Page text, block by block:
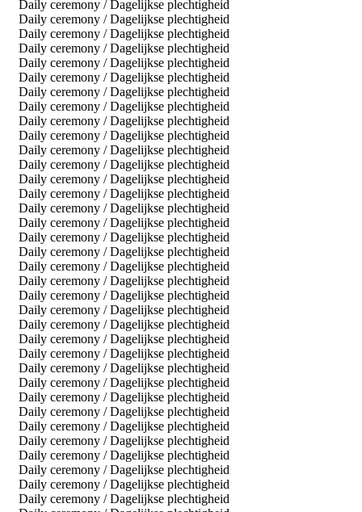
Daily ceremony / Dagelijkse plechtigheid
Daily ceremony / Dagelijkse plechtigheid
Daily ceremony / Dagelijkse plechtigheid
Daily ceremony / Dagelijkse plechtigheid
Daily ceremony / Dagelijkse plechtigheid
Daily ceremony / Dagelijkse plechtigheid
Daily ceremony / Dagelijkse plechtigheid
Daily ceremony / Dagelijkse plechtigheid
Daily ceremony / Dagelijkse plechtigheid
Daily ceremony / Dagelijkse plechtigheid
Daily ceremony / Dagelijkse plechtigheid
Daily ceremony / Dagelijkse plechtigheid
Daily ceremony / Dagelijkse plechtigheid
Daily ceremony / Dagelijkse plechtigheid
Daily ceremony / Dagelijkse plechtigheid
Daily ceremony / Dagelijkse plechtigheid
Daily ceremony / Dagelijkse plechtigheid
Daily ceremony / Dagelijkse plechtigheid
Daily ceremony / Dagelijkse plechtigheid
Daily ceremony / Dagelijkse plechtigheid
Daily ceremony / Dagelijkse plechtigheid
Daily ceremony / Dagelijkse plechtigheid
Daily ceremony / Dagelijkse plechtigheid
Daily ceremony / Dagelijkse plechtigheid
Daily ceremony / Dagelijkse plechtigheid
Daily ceremony / Dagelijkse plechtigheid
Daily ceremony / Dagelijkse plechtigheid
Daily ceremony / Dagelijkse plechtigheid
Daily ceremony / Dagelijkse plechtigheid
Daily ceremony / Dagelijkse plechtigheid
Daily ceremony / Dagelijkse plechtigheid
Daily ceremony / Dagelijkse plechtigheid
Daily ceremony / Dagelijkse plechtigheid
Daily ceremony / Dagelijkse plechtigheid
Daily ceremony / Dagelijkse plechtigheid